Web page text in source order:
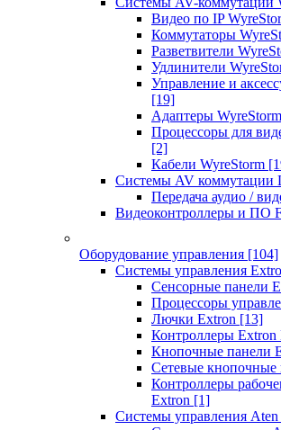
Видео по IP
Коммутаторы
Разветвители
Удлинители
Управление и
[19]
Адаптеры WyreStorm
Процессоры для
[2]
Кабели WyreStorm
Системы AV коммутации
Передача аудио /
Видеоконтроллеры и ПО
Оборудование управления [104]
Системы управления
Сенсорные панели
Процессоры
Лючки Extron [13]
Контроллеры
Кнопочные панели
Сетевые кнопочные
Контроллеры
Extron [1]
Системы управления Aten